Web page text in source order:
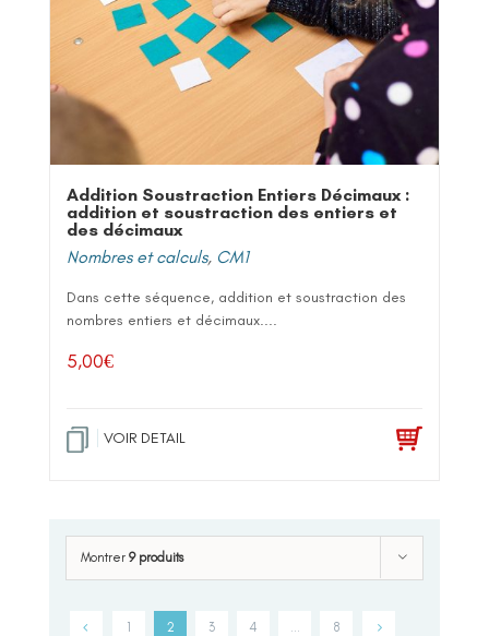
Addition Soustraction Entiers Décimaux :
addition et soustraction des entiers et
des décimaux
Nombres et calculs, CM1
Dans cette séquence, addition et soustraction des
nombres entiers et décimaux....
5,00€
VOIR DETAIL
Montrer 9 produits
1 2 3 4 8